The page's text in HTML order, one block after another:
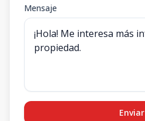
Mensaje
Enviar